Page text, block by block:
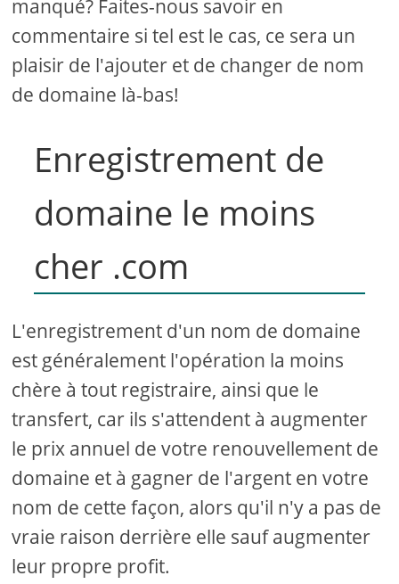
manqué? Faites-nous savoir en
commentaire si tel est le cas, ce sera un
plaisir de l'ajouter et de changer de nom
de domaine là-bas!
Enregistrement de
domaine le moins
cher .com
L'enregistrement d'un nom de domaine
est généralement l'opération la moins
chère à tout registraire, ainsi que le
transfert, car ils s'attendent à augmenter
le prix annuel de votre renouvellement de
domaine et à gagner de l'argent en votre
nom de cette façon, alors qu'il n'y a pas de
vraie raison derrière elle sauf augmenter
leur propre profit.